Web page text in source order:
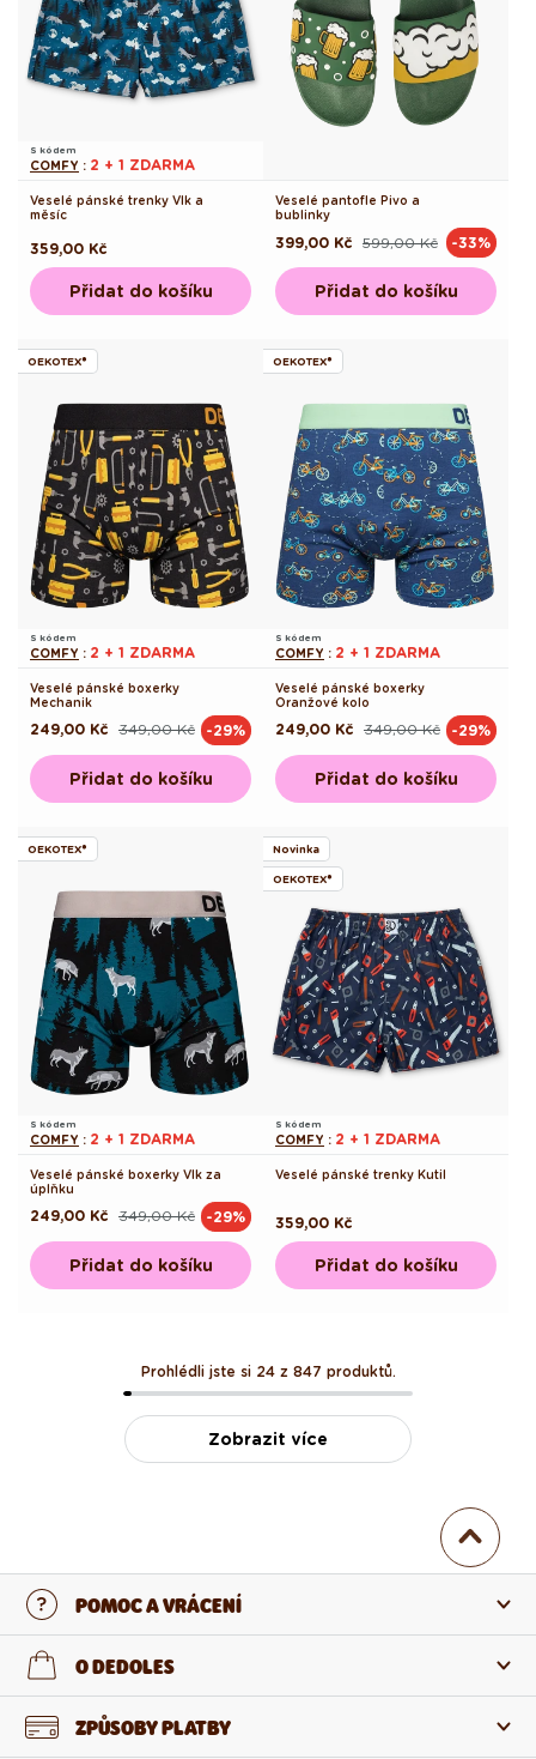
S kódem
COMFY : 2 + 1 ZDARMA
Veselé pánské trenky Vlk a
měsíc
Běžná
cena
359,00 Kč
Přidat do košíku
Veselé pantofle Pivo a
bublinky
Běžná
599,00 Kč
Výprodejová
399,00 Kč -33%
Přidat do košíku
OEKOTEX®
S kódem
COMFY : 2 + 1 ZDARMA
Veselé pánské boxerky
Mechanik
Běžná
349,00 Kč
Výprodejová
249,00 Kč -29%
Přidat do košíku
OEKOTEX®
S kódem
COMFY : 2 + 1 ZDARMA
Veselé pánské boxerky
Oranžové kolo
Běžná
349,00 Kč
Výprodejová
249,00 Kč -29%
Přidat do košíku
OEKOTEX®
S kódem
COMFY : 2 + 1 ZDARMA
Veselé pánské boxerky Vlk za
úplňku
Běžná
349,00 Kč
Výprodejová
249,00 Kč -29%
Přidat do košíku
Novinka
OEKOTEX®
S kódem
COMFY : 2 + 1 ZDARMA
Veselé pánské trenky Kutil
Běžná
cena
359,00 Kč
Přidat do košíku
Prohlédli jste si 24 z 847 produktů.
Zobrazit více
POMOC A VRÁCENÍ
Kontaktujte nás
O DEDOLES
O nás ZPŮSOBY PLATBY